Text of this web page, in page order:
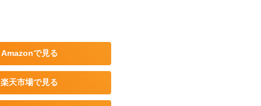
Amazonで見る
楽天市場で見る